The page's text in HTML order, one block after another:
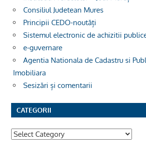
Consiliul Judetean Mures
Principii CEDO-noutăți
Sistemul electronic de achizitii
e-guvernare
Agentia Nationala de Cadastru si
Imobiliara
Sesizări și comentarii
CATEGORII
Categorii